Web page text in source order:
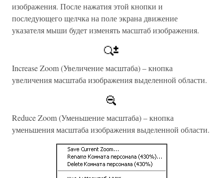
изображения. После нажатия этой кнопки и
последующего щелчка на поле экрана движение
указателя мыши будет изменять масштаб изображения.
Increase Zoom (Увеличение масштаба) – кнопка
увеличения масштаба изображения выделенной области.
Reduce Zoom (Уменьшение масштаба) – кнопка
уменьшения масштаба изображения выделенной области.